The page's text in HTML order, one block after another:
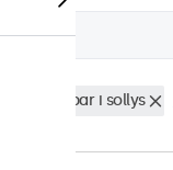
Læsbar i sollys